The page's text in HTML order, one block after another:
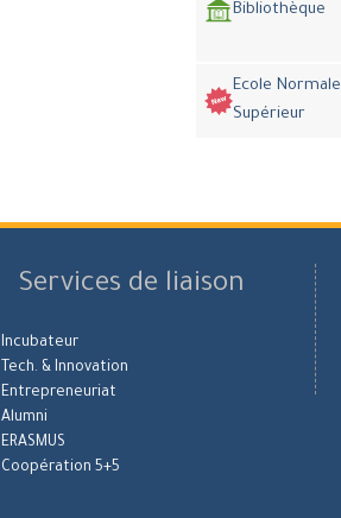
Bibliothèque
Ecole Normale
Supérieur
Services de liaison
Incubateur
Tech. & Innovation
Entrepreneuriat
Alumni
ERASMUS
Coopération 5+5